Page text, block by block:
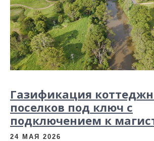
Газификация
поселков под ключ с
подключением к
24 МАЯ 2026